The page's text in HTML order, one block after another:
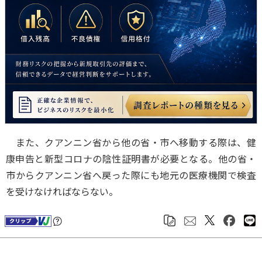
また、クアンニン省から他の省・市へ移動する際は、健
康申告と新型コロナの陰性証明書が必要となる。他の省・
市からクアンニン省へ戻った際にも地元の医療機関で検査
を受けなければならない。